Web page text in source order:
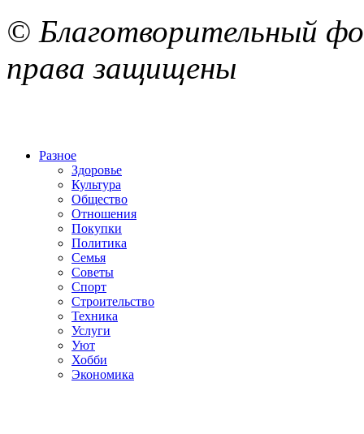
© Благотворительный
права защищены
Разное
Здоровье
Культура
Общество
Отношения
Покупки
Политика
Семья
Советы
Спорт
Строительство
Техника
Услуги
Уют
Хобби
Экономика